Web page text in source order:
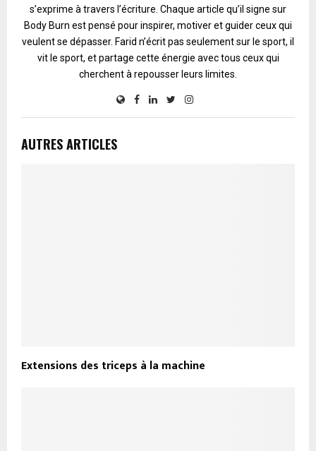
s’exprime à travers l’écriture. Chaque article qu’il signe sur
Body Burn est pensé pour inspirer, motiver et guider ceux qui
veulent se dépasser. Farid n’écrit pas seulement sur le sport, il
vit le sport, et partage cette énergie avec tous ceux qui
cherchent à repousser leurs limites.
AUTRES ARTICLES
Extensions des triceps à la machine